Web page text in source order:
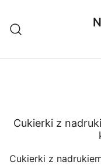
treści
Cukierki z
Cukierki z